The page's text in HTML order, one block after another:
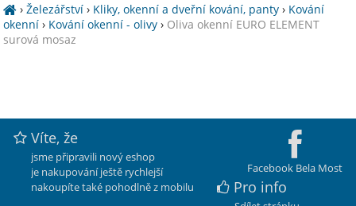
›Železářství › Kliky, okenní a dveřní kování, panty › Kování
okenní › Kování okenní - olivy › Oliva okenní EURO ELEMENT
surová mosaz
Facebook Bela Most
Víte, že
jsme připravili nový eshop
je nakupování ještě rychlejší
nakoupíte také pohodlně z mobilu
Pro info